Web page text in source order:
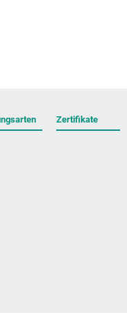
Zertifikate